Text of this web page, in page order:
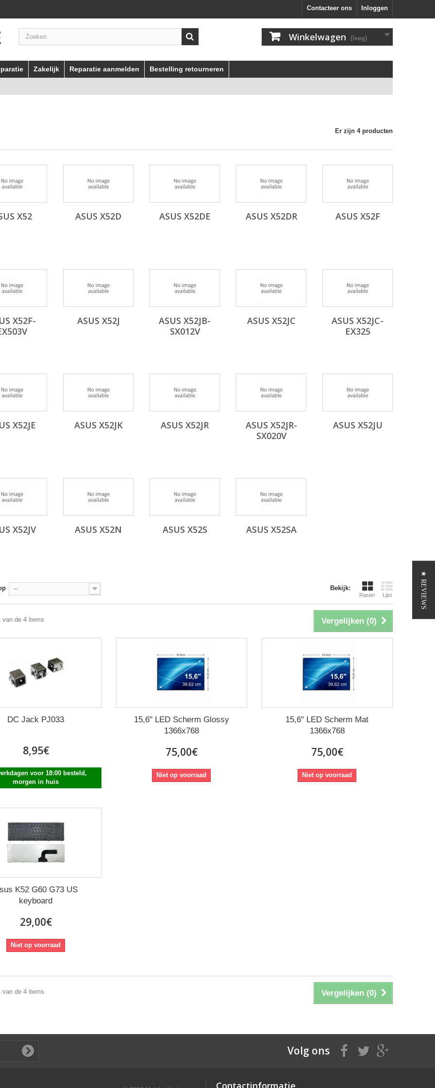
Inloggen
Contacteer ons
Winkelwagen (leeg)
Zakelijk Reparatie aanmelden Bestelling retourneren
Er zijn 4 producten
X52 ASUS X52D ASUS X52DE ASUS X52DR ASUS X52F
X52F-
ASUS X52J
ASUS X52JB-
SX012V
ASUS X52JC
ASUS X52JC-
EX325
X52JE ASUS X52JK ASUS X52JR
ASUS X52JR-
SX020V
ASUS X52JU
X52JV ASUS X52N ASUS X52S ASUS X52SA
Bekijk:
Raster Lijst
--
Vergelijken (0)
van de 4 items
DC Jack PJ033
8,95€
voor 18:00 besteld,
morgen in huis
15,6" LED Scherm Glossy
1366x768
75,00€
Niet op voorraad
15,6" LED Scherm Mat
1366x768
75,00€
Niet op voorraad
K52 G60 G73 US
keyboard
29,00€
Niet op voorraad
Vergelijken (0)
van de 4 items
Volg ons
★ REVIEWS